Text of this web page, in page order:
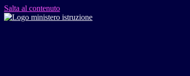
Salta al contenuto